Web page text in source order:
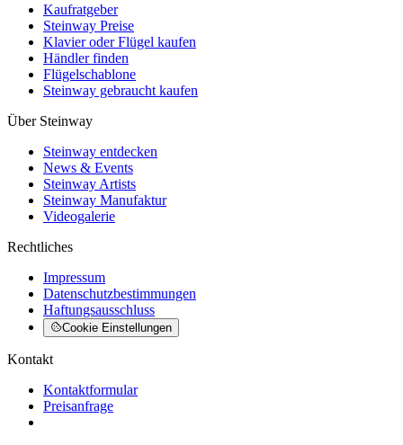
Kaufratgeber
Steinway Preise
Klavier oder Flügel kaufen
Händler finden
Flügelschablone
Steinway gebraucht kaufen
Über Steinway
Steinway entdecken
News & Events
Steinway Artists
Steinway Manufaktur
Videogalerie
Rechtliches
Impressum
Datenschutzbestimmungen
Haftungsausschluss
Cookie Einstellungen
Kontakt
Kontaktformular
Preisanfrage